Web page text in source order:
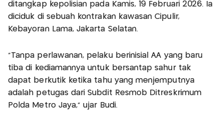
ditangkap kepolisian pada Kamis, 19 Februari 2026. Ia
diciduk di sebuah kontrakan kawasan Cipulir,
Kebayoran Lama, Jakarta Selatan.
"Tanpa perlawanan, pelaku berinisial AA yang baru
tiba di kediamannya untuk bersantap sahur tak
dapat berkutik ketika tahu yang menjemputnya
adalah petugas dari Subdit Resmob Ditreskrimum
Polda Metro Jaya," ujar Budi.